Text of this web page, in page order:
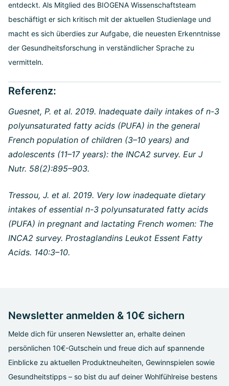
entdeckt. Als Mitglied des BIOGENA Wissenschaftsteam
beschäftigt er sich kritisch mit der aktuellen Studienlage und
macht es sich überdies zur Aufgabe, die neuesten Erkenntnisse
der Gesundheitsforschung in verständlicher Sprache zu
vermitteln.
Referenz:
Guesnet, P. et al. 2019. Inadequate daily intakes of n-3
polyunsaturated fatty acids (PUFA) in the general
French population of children (3–10 years) and
adolescents (11–17 years): the INCA2 survey. Eur J
Nutr. 58(2):895–903.
Tressou, J. et al. 2019. Very low inadequate dietary
intakes of essential n-3 polyunsaturated fatty acids
(PUFA) in pregnant and lactating French women: The
INCA2 survey. Prostaglandins Leukot Essent Fatty
Acids. 140:3–10.
Newsletter anmelden & 10€ sichern
Melde dich für unseren Newsletter an, erhalte deinen
persönlichen 10€-Gutschein und freue dich auf spannende
Einblicke zu aktuellen Produktneuheiten, Gewinnspielen sowie
Gesundheitstipps – so bist du auf deiner Wohlfühlreise bestens